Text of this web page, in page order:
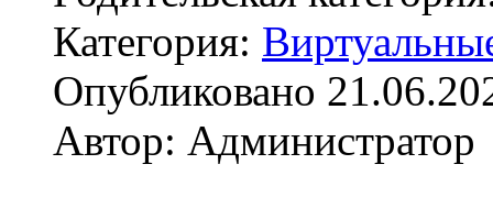
Категория:
Опубликовано
Автор: Администратор